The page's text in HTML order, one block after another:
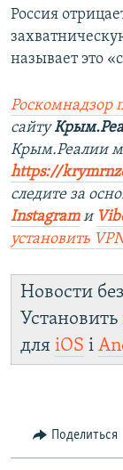
Россия
называет это
Роскомнадзор
сайту
Крым.Реалии
https://
следите за
Instagram и
установить VPN
Новости
Установить
для iOS і
Поделиться